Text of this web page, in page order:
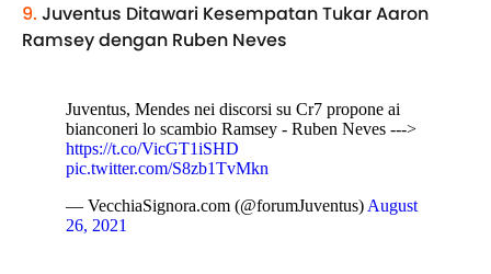
9. Juventus Ditawari Kesempatan Tukar Aaron
Ramsey dengan Ruben Neves
Juventus, Mendes nei discorsi su Cr7 propone ai
bianconeri lo scambio Ramsey - Ruben Neves --->
https://t.co/VicGT1iSHD
pic.twitter.com/S8zb1TvMkn
— VecchiaSignora.com (@forumJuventus)August
26, 2021